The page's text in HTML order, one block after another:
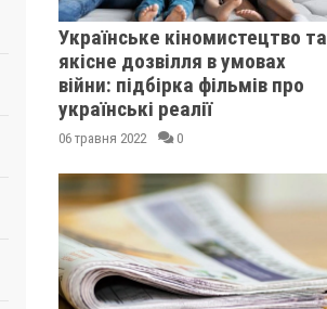
Українське кіномистецтво та
якісне дозвілля в умовах
війни: підбірка фільмів про
українські реалії
06 травня 2022 0